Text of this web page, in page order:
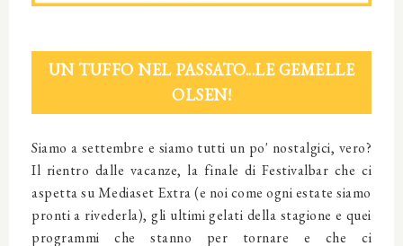
UN TUFFO NEL PASSATO...LE GEMELLE
OLSEN!
Siamo a settembre e siamo tutti un po' nostalgici, vero?
Il rientro dalle vacanze, la finale di Festivalbar che ci
aspetta su Mediaset Extra (e noi come ogni estate siamo
pronti a rivederla), gli ultimi gelati della stagione e quei
programmi che stanno per tornare e che ci